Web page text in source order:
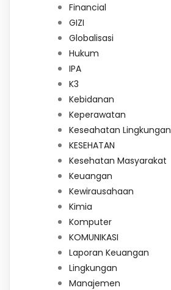
Financial
GIZI
Globalisasi
Hukum
IPA
K3
Kebidanan
Keperawatan
Keseahatan Lingkungan
KESEHATAN
Kesehatan Masyarakat
Keuangan
Kewirausahaan
Kimia
Komputer
KOMUNIKASI
Laporan Keuangan
Lingkungan
Manajemen